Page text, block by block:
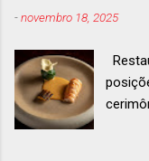
-novembro 18, 2025
de